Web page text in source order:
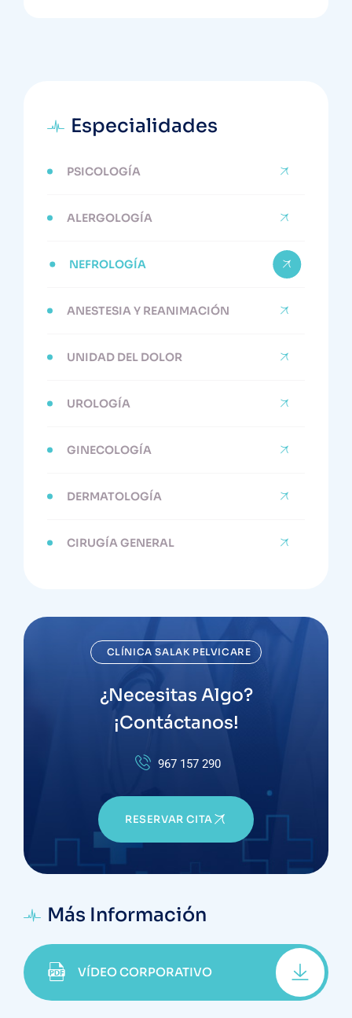
Especialidades
PSICOLOGÍA
ALERGOLOGÍA
NEFROLOGÍA
ANESTESIA Y REANIMACIÓN
UNIDAD DEL DOLOR
UROLOGÍA
GINECOLOGÍA
DERMATOLOGÍA
CIRUGÍA GENERAL
CLÍNICA SALAK PELVICARE
¿Necesitas Algo?
¡Contáctanos!
967 157 290
RESERVAR CITA
Más Información
VÍDEO CORPORATIVO